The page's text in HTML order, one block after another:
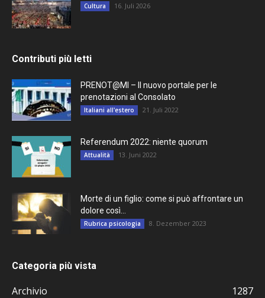
Cultura 16. Juli 2026
Contributi più letti
PRENOT@MI – Il nuovo portale per le
prenotazioni al Consolato
Italiani all'estero 21. Juli 2022
Referendum 2022: niente quorum
Attualità 13. Juni 2022
Morte di un figlio: come si può affrontare un
dolore così...
Rubrica psicologia 8. Dezember 2023
Categoria più vista
Archivio
1287